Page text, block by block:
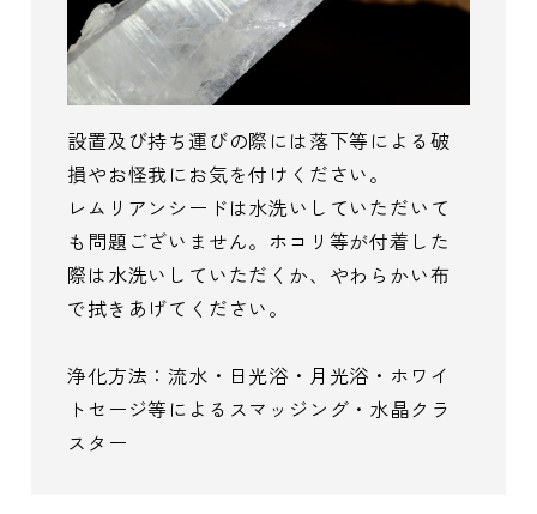
設置及び持ち運びの際には落下等による破
損やお怪我にお気を付けください。
レムリアンシードは水洗いしていただいて
も問題ございません。ホコリ等が付着した
際は水洗いしていただくか、やわらかい布
で拭きあげてください。
浄化方法：流水・日光浴・月光浴・ホワイ
トセージ等によるスマッジング・水晶クラ
スター